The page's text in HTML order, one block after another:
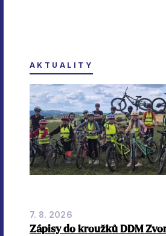
AKTUALITY
7. 8. 2026
Zápisy do kroužků DDM